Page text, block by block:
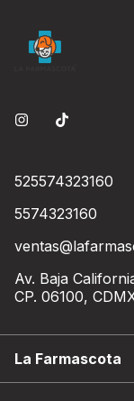
525574323160
5574323160
Av. Baja
CP. 06100,
La Farmascota